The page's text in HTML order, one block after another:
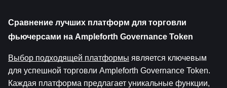
Сравнение лучших платформ для торговли
фьючерсами на Ampleforth Governance Token
Выбор подходящей платформы является ключевым
для успешной торговли Ampleforth Governance Token.
Каждая платформа предлагает уникальные функции,